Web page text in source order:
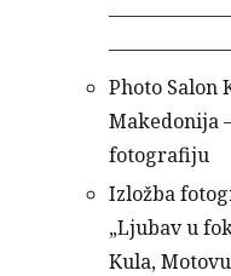
Photo Salon
Makedonija
fotografiju
Izložba
„Ljubav u
Kula,